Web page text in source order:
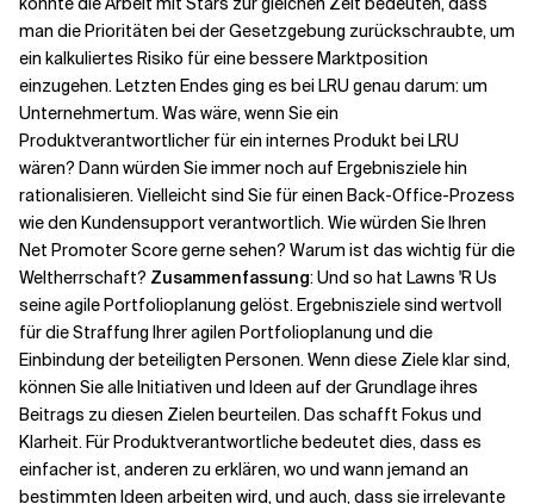
man die Prioritäten bei der Gesetzgebung zurückschraubte, um
ein kalkuliertes Risiko für eine bessere Marktposition
einzugehen. Letzten Endes ging es bei LRU genau darum: um
Unternehmertum. Was wäre, wenn Sie ein
Produktverantwortlicher für ein internes Produkt bei LRU
wären? Dann würden Sie immer noch auf Ergebnisziele hin
rationalisieren. Vielleicht sind Sie für einen Back-Office-Prozess
wie den Kundensupport verantwortlich. Wie würden Sie Ihren
Net Promoter Score gerne sehen? Warum ist das wichtig für die
Weltherrschaft? Zusammenfassung: Und so hat Lawns 'R Us
seine agile Portfolioplanung gelöst. Ergebnisziele sind wertvoll
für die Straffung Ihrer agilen Portfolioplanung und die
Einbindung der beteiligten Personen. Wenn diese Ziele klar sind,
können Sie alle Initiativen und Ideen auf der Grundlage ihres
Beitrags zu diesen Zielen beurteilen. Das schafft Fokus und
Klarheit. Für Produktverantwortliche bedeutet dies, dass es
einfacher ist, anderen zu erklären, wo und wann jemand an
bestimmten Ideen arbeiten wird, und auch, dass sie irrelevante